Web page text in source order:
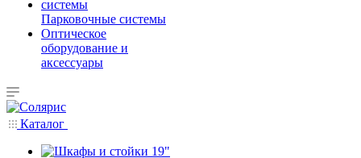
Парковочные системы
Оптическое
оборудование и
аксессуары
Каталог